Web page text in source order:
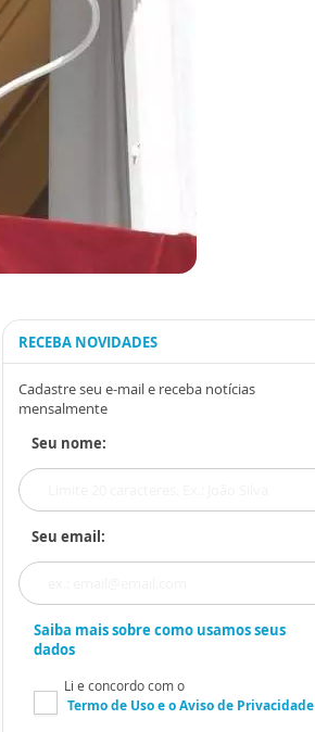
RECEBA NOVIDADES
Cadastre seu e-mail e receba notícias
mensalmente
Seu nome:
Seu email:
Saiba mais sobre como usamos seus
dados
Li e concordo com o
Termo de Usoe oAviso de Privacidade